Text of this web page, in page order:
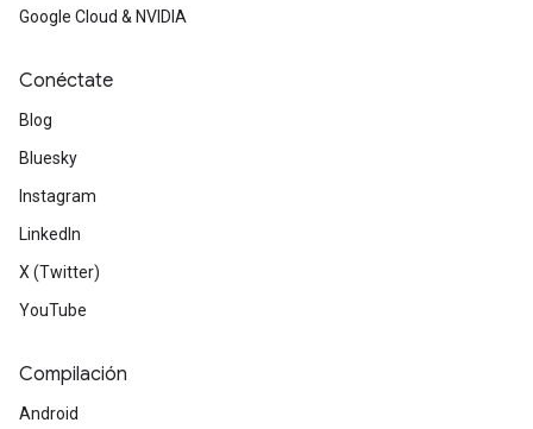
Google Cloud & NVIDIA
Conéctate
Blog
Bluesky
Instagram
LinkedIn
X (Twitter)
YouTube
Compilación
Android